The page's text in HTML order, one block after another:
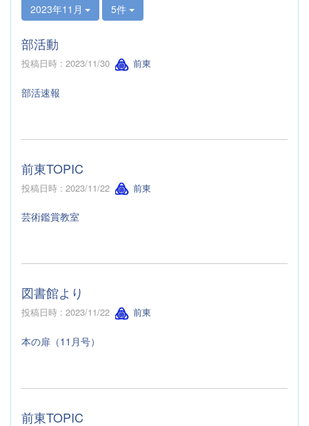
2023年11月 5件
部活動
投稿日時 : 2023/11/30 前東
部活速報
前東TOPIC
投稿日時 : 2023/11/22 前東
芸術鑑賞教室
図書館より
投稿日時 : 2023/11/22 前東
本の扉（11月号）
前東TOPIC